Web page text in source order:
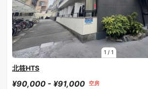
1 / 1
北筱HTS
¥90,000 - ¥91,000 空房